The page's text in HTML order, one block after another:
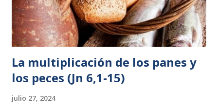
La multiplicación de los panes y
los peces (Jn 6,1-15)
julio 27, 2024